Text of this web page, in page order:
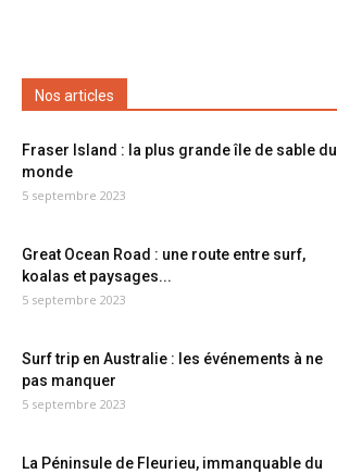
Nos articles
Fraser Island : la plus grande île de sable du
monde
5 septembre 2023
Great Ocean Road : une route entre surf,
koalas et paysages...
5 septembre 2023
Surf trip en Australie : les événements à ne
pas manquer
5 septembre 2023
La Péninsule de Fleurieu, immanquable du